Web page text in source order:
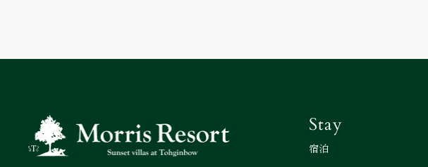
Stay
宿泊